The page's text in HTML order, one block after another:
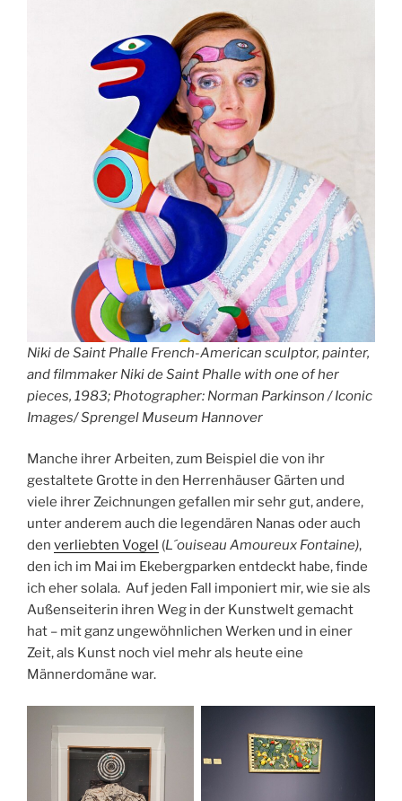
Niki de Saint Phalle French-American sculptor, painter,
and filmmaker Niki de Saint Phalle with one of her
pieces, 1983; Photographer: Norman Parkinson / Iconic
Images/ Sprengel Museum Hannover
Manche ihrer Arbeiten, zum Beispiel die von ihr
gestaltete Grotte in den Herrenhäuser Gärten und
viele ihrer Zeichnungen gefallen mir sehr gut, andere,
unter anderem auch die legendären Nanas oder auch
den verliebten Vogel (L´ouiseau Amoureux Fontaine),
den ich im Mai im Ekebergparken entdeckt habe, finde
ich eher solala. Auf jeden Fall imponiert mir, wie sie als
Außenseiterin ihren Weg in der Kunstwelt gemacht
hat – mit ganz ungewöhnlichen Werken und in einer
Zeit, als Kunst noch viel mehr als heute eine
Männerdomäne war.